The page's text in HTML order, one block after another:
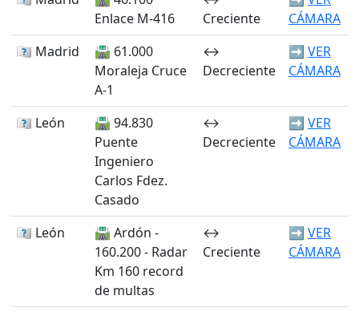
Enlace M-416
Creciente
CÁMARA
🏴󠁭󠁶󠁳󠁣󠁿 Madrid
🛣️ 61.000
Moraleja Cruce
A-1
↔️
Decreciente
➡️ VER
CÁMARA
🏴󠁭󠁶󠁳󠁣󠁿 León
🛣️ 94.830
Puente
Ingeniero
Carlos Fdez.
Casado
↔️
Decreciente
➡️ VER
CÁMARA
🏴󠁭󠁶󠁳󠁣󠁿 León
🛣️ Ardón -
160.200 - Radar
Km 160 record
de multas
↔️
Creciente
➡️ VER
CÁMARA